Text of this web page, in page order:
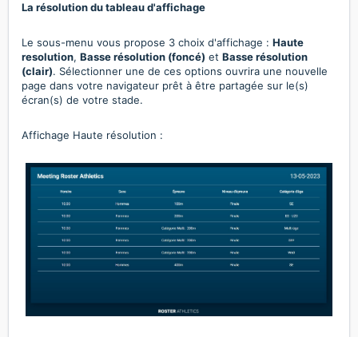
La résolution du tableau d'affichage
Le sous-menu vous propose 3 choix d'affichage : Haute
resolution, Basse résolution (foncé) et Basse résolution
(clair). Sélectionner une de ces options ouvrira une nouvelle
page dans votre navigateur prêt à être partagée sur le(s)
écran(s) de votre stade.
Affichage Haute résolution :